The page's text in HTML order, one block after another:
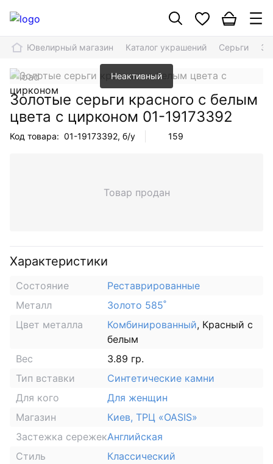
Ювелирный магазин Каталог украшений Серьги
Неактивный
Золотые серьги красного с белым
цвета с цирконом 01-19173392
Код товара: 01-19173392, б/у 159
Товар продан
Характеристики
Состояние
Реставрированные
Металл
Золото 585˚
Цвет металла
Комбинированный, Красный с
белым
Вес
3.89 гр.
Тип вставки
Синтетические камни
Для кого
Для женщин
Магазин
Киев, ТРЦ «OASIS»
Застежка сережекАнглийская
Стиль
Классический